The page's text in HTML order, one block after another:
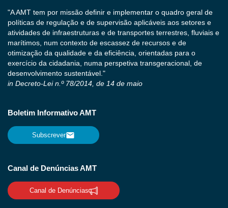
"A AMT tem por missão definir e implementar o quadro geral de
políticas de regulação e de supervisão aplicáveis aos setores e
atividades de infraestruturas e de transportes terrestres, fluviais e
marítimos, num contexto de escassez de recursos e de
otimização da qualidade e da eficiência, orientadas para o
exercício da cidadania, numa perspetiva transgeracional, de
desenvolvimento sustentável."
in Decreto-Lei n.º 78/2014, de 14 de maio
Boletim Informativo AMT
Subscrever
Canal de Denúncias AMT
Canal de Denúncias